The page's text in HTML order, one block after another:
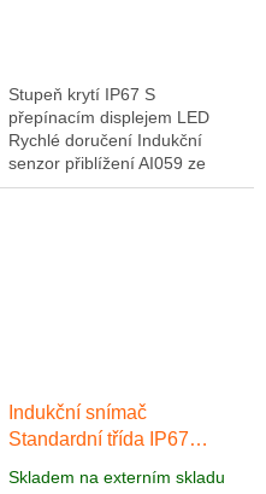
Stupeň krytí IP67 S
přepínacím displejem LED
Rychlé doručení Indukční
senzor přiblížení AI059 ze
standardní třídy o průměru
Indukční snímač
Standardní třída IP67
Skladem na externím skladu